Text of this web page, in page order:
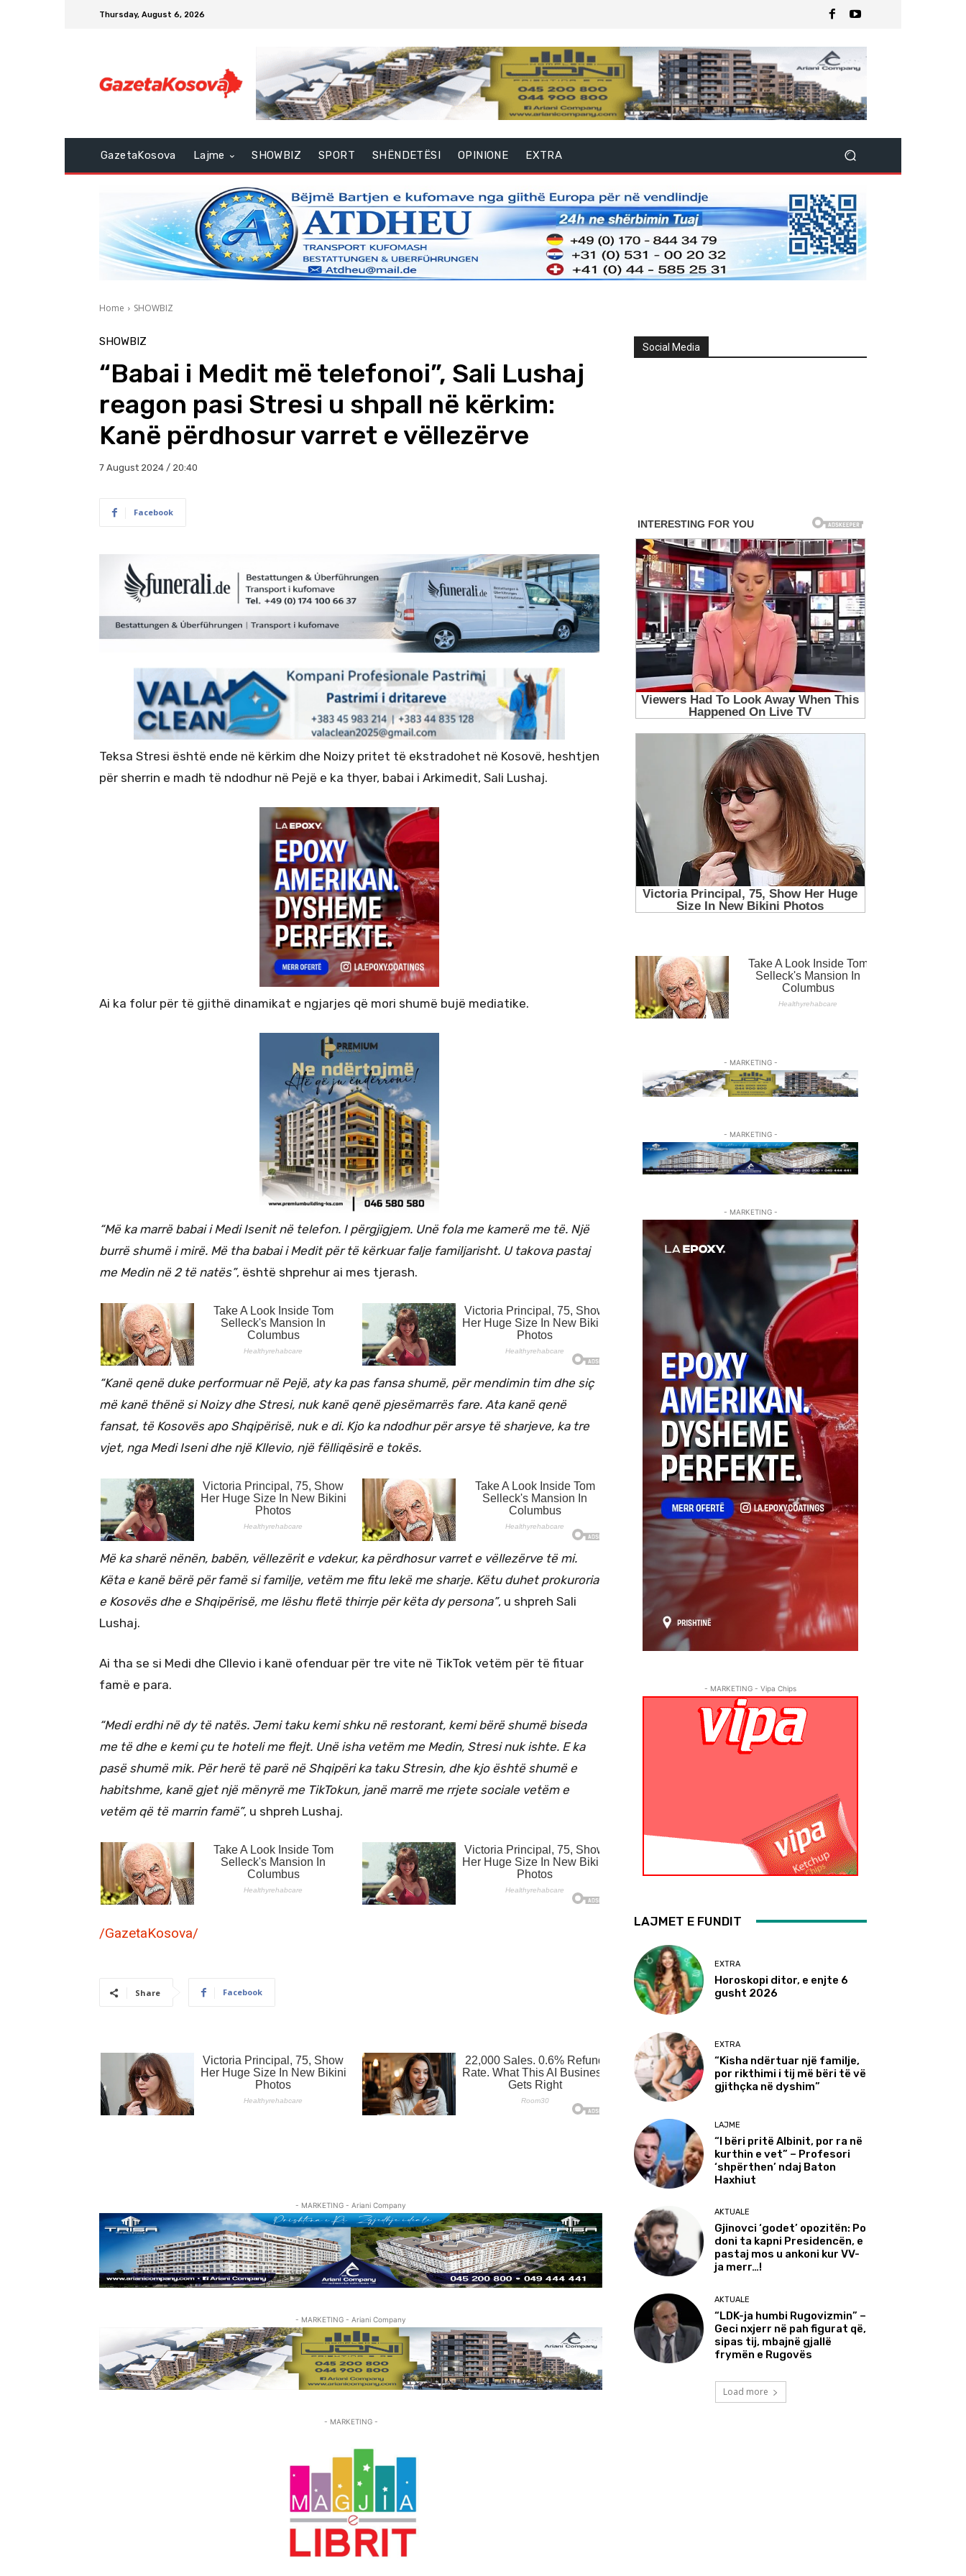
Thursday, August 6, 2026
GazetaKosova Lajme SHOWBIZ SPORT SHËNDETËSI OPINIONE EXTRA
Home SHOWBIZ
SHOWBIZ
“Babai i Medit më telefonoi”, Sali Lushaj
reagon pasi Stresi u shpall në kërkim:
Kanë përdhosur varret e vëllezërve
7 August 2024 / 20:40
Facebook
Teksa Stresi është ende në kërkim dhe Noizy pritet të ekstradohet në Kosovë, heshtjen
për sherrin e madh të ndodhur në Pejë e ka thyer, babai i Arkimedit, Sali Lushaj.
Ai ka folur për të gjithë dinamikat e ngjarjes që mori shumë bujë mediatike.
“Më ka marrë babai i Medi Isenit në telefon. I përgjigjem. Unë fola me kamerë me të. Një
burrë shumë i mirë. Më tha babai i Medit për të kërkuar falje familjarisht. U takova pastaj
me Medin në 2 të natës”, është shprehur ai mes tjerash.
“Kanë qenë duke performuar në Pejë, aty ka pas fansa shumë, për mendimin tim dhe siç
më kanë thënë si Noizy dhe Stresi, nuk kanë qenë pjesëmarrës fare. Ata kanë qenë
fansat, të Kosovës apo Shqipërisë, nuk e di. Kjo ka ndodhur për arsye të sharjeve, ka tre
vjet, nga Medi Iseni dhe një Kllevio, një fëlliqësirë e tokës.
Më ka sharë nënën, babën, vëllezërit e vdekur, ka përdhosur varret e vëllezërve të mi.
Këta e kanë bërë për famë si familje, vetëm me fitu lekë me sharje. Këtu duhet prokuroria
e Kosovës dhe e Shqipërisë, me lëshu fletë thirrje për këta dy persona”, u shpreh Sali
Lushaj.
Ai tha se si Medi dhe Cllevio i kanë ofenduar për tre vite në TikTok vetëm për të fituar
famë e para.
“Medi erdhi në dy të natës. Jemi taku kemi shku në restorant, kemi bërë shumë biseda
me të dhe e kemi çu te hoteli me flejt. Unë isha vetëm me Medin, Stresi nuk ishte. E ka
pasë shumë mik. Për herë të parë në Shqipëri ka taku Stresin, dhe kjo është shumë e
habitshme, kanë gjet një mënyrë me TikTokun, janë marrë me rrjete sociale vetëm e
vetëm që të marrin famë”, u shpreh Lushaj.
/GazetaKosova/
Share Facebook
- MARKETING - Ariani Company
- MARKETING - Ariani Company
- MARKETING -
Social Media
- MARKETING -
- MARKETING -
- MARKETING -
- MARKETING - Vipa Chips
LAJMET E FUNDIT
EXTRA
Horoskopi ditor, e enjte 6
gusht 2026
EXTRA
“Kisha ndërtuar një familje,
por rikthimi i tij më bëri të vë
gjithçka në dyshim”
LAJME
“I bëri pritë Albinit, por ra në
kurthin e vet” – Profesori
‘shpërthen’ ndaj Baton
Haxhiut
AKTUALE
Gjinovci ‘godet’ opozitën: Po
doni ta kapni Presidencën, e
pastaj mos u ankoni kur VV-
ja merr…!
AKTUALE
“LDK-ja humbi Rugovizmin” –
Geci nxjerr në pah figurat që,
sipas tij, mbajnë gjallë
frymën e Rugovës
Load more